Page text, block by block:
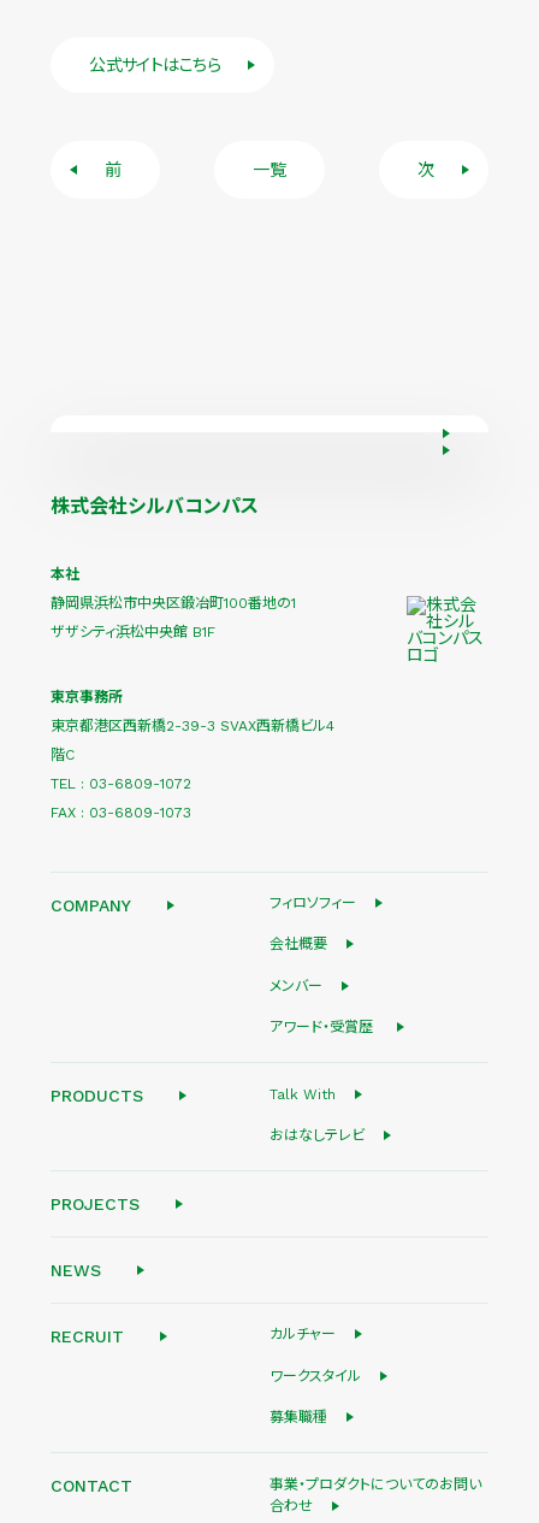
公式サイトはこちら
前 一覧 次
お問い合わせ
株式会社シルバコンパス
本社
静岡県浜松市中央区鍛冶町100番地の1
ザザシティ浜松中央館 B1F
東京事務所
東京都港区西新橋2-39-3 SVAX西新橋ビル4
階C
TEL : 03-6809-1072
FAX : 03-6809-1073
COMPANY フィロソフィー
会社概要
メンバー
アワード・受賞歴
PRODUCTS Talk With
おはなしテレビ
PROJECTS
NEWS
RECRUIT カルチャー
ワークスタイル
募集職種
CONTACT
事業・プロダクトについてのお問い
合わせ